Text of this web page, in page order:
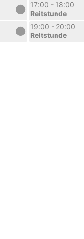
17:00 - 18:00
Reitstunde
19:00 - 20:00
Reitstunde